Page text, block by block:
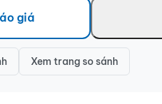
giá
Xem trang so sánh